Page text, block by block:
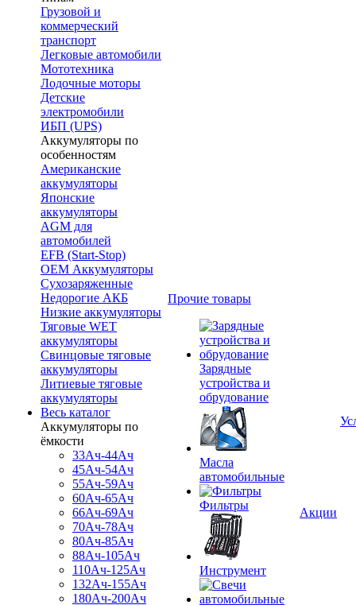
Грузовой и
коммерческий
транспорт
Легковые автомобили
Мототехника
Лодочные моторы
Детские
электромобили
ИБП (UPS)
Аккумуляторы по
особенностям
Американские
аккумуляторы
Японские
аккумуляторы
AGM для
автомобилей
EFB (Start-Stop)
OEM Аккумуляторы
Сухозаряженные
Недорогие АКБ
Низкие аккумуляторы
Тяговые WET
аккумуляторы
Свинцовые тяговые
аккумуляторы
Литиевые тяговые
аккумуляторы
Весь каталог
Аккумуляторы по
ёмкости
33Ач-44Ач
45Ач-54Ач
55Ач-59Ач
60Ач-65Ач
66Ач-69Ач
70Ач-78Ач
80Ач-85Ач
88Ач-105Ач
110Ач-125Ач
132Ач-155Ач
180Ач-200Ач
Прочие товары
Зарядные
устройства и
обрудование
Масла
автомобильные
Фильтры
Инструмент
Акции